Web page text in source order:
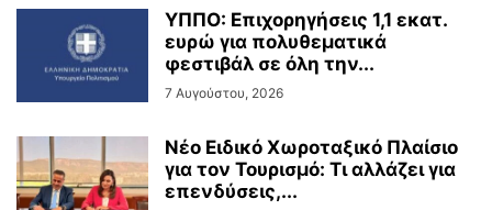
ΥΠΠΟ: Επιχορηγήσεις 1,1 εκατ.
ευρώ για πολυθεματικά
φεστιβάλ σε όλη την...
7 Αυγούστου, 2026
Νέο Ειδικό Χωροταξικό Πλαίσιο
για τον Τουρισμό: Τι αλλάζει για
επενδύσεις,...